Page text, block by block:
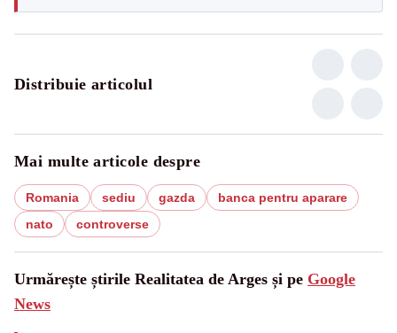
Distribuie articolul
Mai multe articole despre
Romania sediu gazda
banca pentru aparare
nato
controverse
Urmărește știrile Realitatea de Arges și pe Google
News